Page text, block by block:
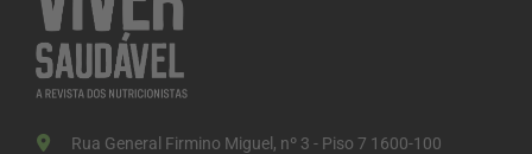
Rua General Firmino Miguel, nº 3 - Piso 7 1600-100